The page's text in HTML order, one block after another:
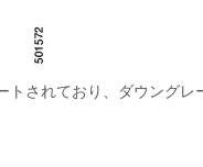
トされており、ダウングレ